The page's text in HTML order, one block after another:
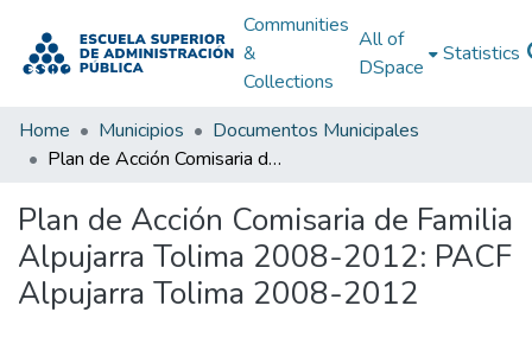
Communities
&
Collections
All of
DSpace
Statistics
Home Municipios
Documentos Municipales
Plan de Acción Comisaria de Familia Alpujarra Tolima 2008-2012: PACF Alpujarra Tolima 2008-2012
Plan de Acción Comisaria de Familia
Alpujarra Tolima 2008-2012: PACF
Alpujarra Tolima 2008-2012